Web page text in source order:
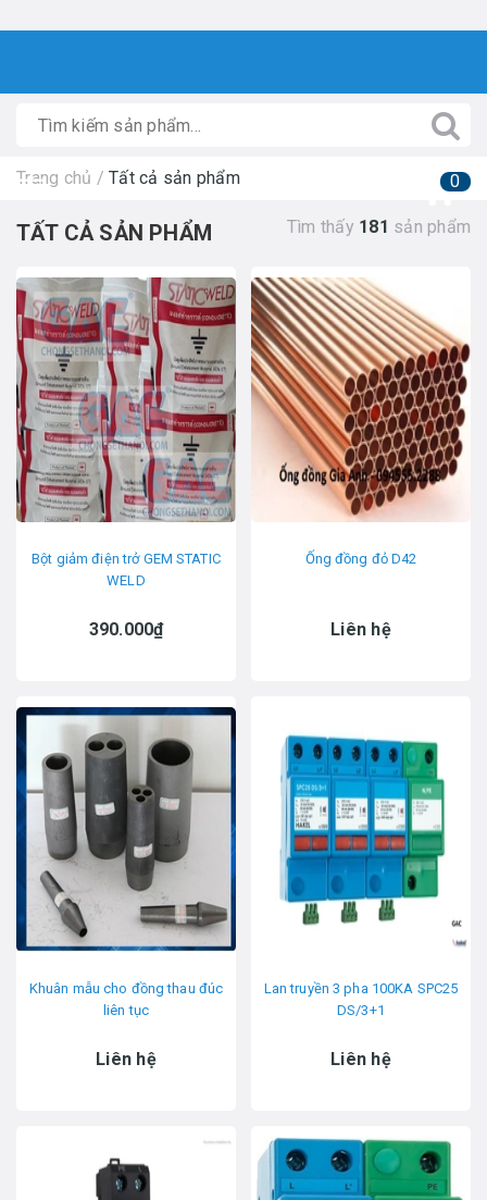
0
Trang chủ / Tất cả sản phẩm
TẤT CẢ SẢN PHẨM Tìm thấy 181 sản phẩm
Bột giảm điện trở GEM STATIC
WELD
390.000₫
Ống đồng đỏ D42
Liên hệ
Khuân mẫu cho đồng thau đúc
liên tục
Liên hệ
Lan truyền 3 pha 100KA SPC25
DS/3+1
Liên hệ